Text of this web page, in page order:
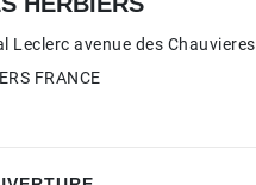
Leclerc avenue des Chauvieres
FRANCE